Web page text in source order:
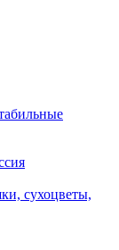
сухоцветы,